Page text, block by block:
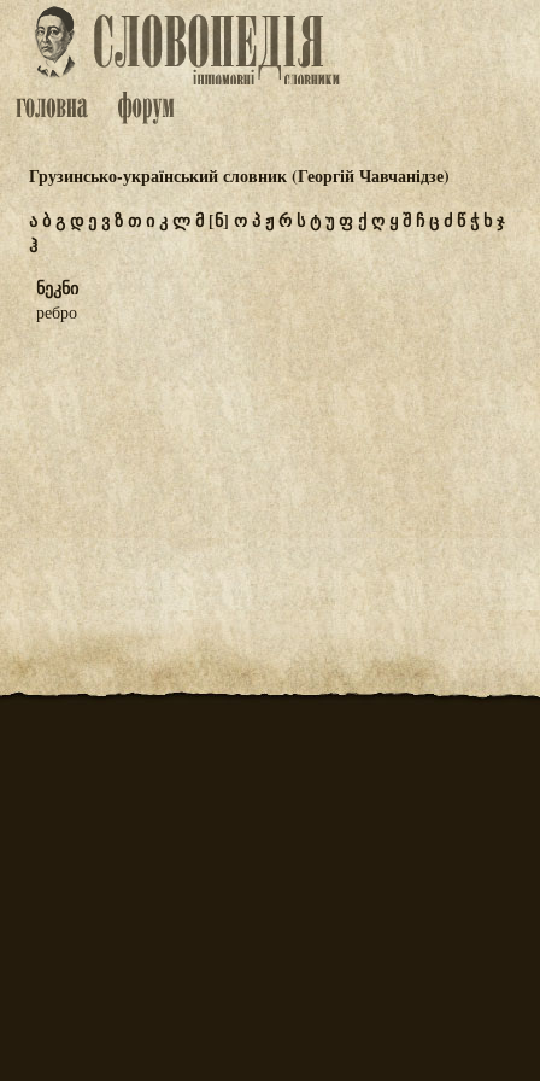
Грузинсько-український словник (Георгій Чавчанідзе)
აბგდევზთიკლმ[ნ] ოპჟრ სტუფქღყშჩცძწჭხჯ
ჰ
ნეკნი
ребро